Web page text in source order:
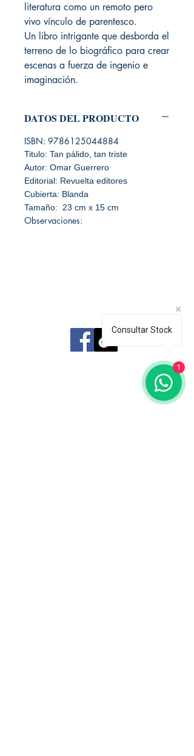
literatura como un remoto pero
vivo vínculo de parentesco.
Un libro intrigante que desborda el
terreno de lo biográfico para crear
escenas a fuerza de ingenio e
imaginación.
DATOS DEL PRODUCTO
ISBN: 9786125044884
Titulo: Tan pálido, tan triste
Autor: Omar Guerrero
Editorial: Revuelta editores
Cubierta: Blanda
Tamaño: 23 cm x 15 cm
Observaciones:
Consultar Stock
1